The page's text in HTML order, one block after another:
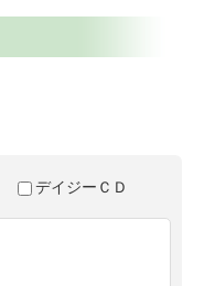
デイジーＣＤ